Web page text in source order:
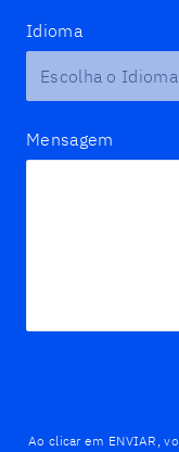
Idioma
Mensagem
Ao clicar em ENVIAR,